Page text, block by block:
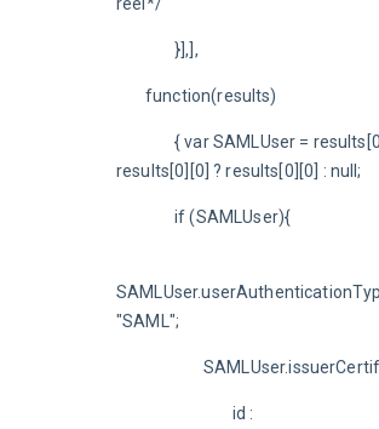
		}],],
	function(results)
results[0][0] ? results[0][0] : null;
		if (SAMLUser){
"SAML";